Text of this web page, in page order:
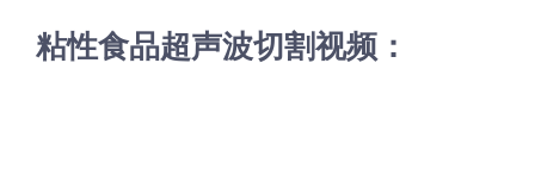
粘性食品超声波切割视频：